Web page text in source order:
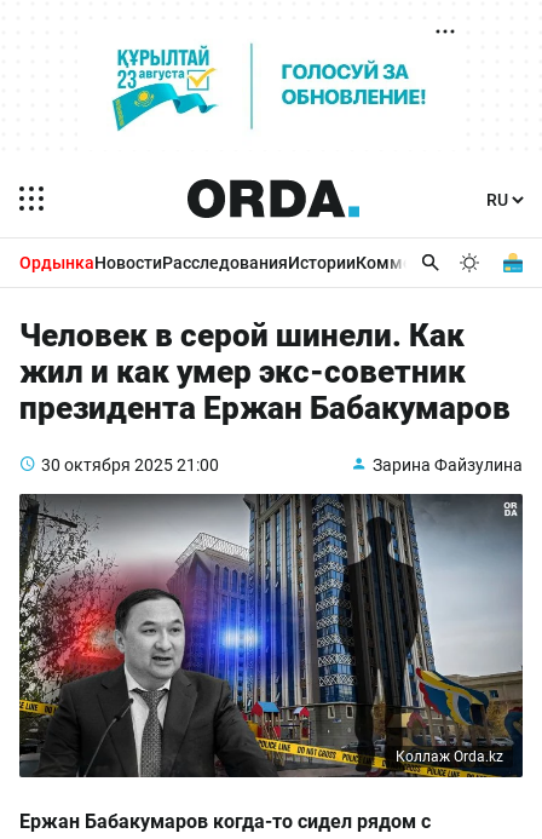
ОрдынкаНовостиРасследованияИсторииКомментарииБизнес
Человек в серой шинели. Как
жил и как умер экс-советник
президента Ержан Бабакумаров
30 октября 202521:00 Зарина Файзулина
Коллаж Orda.kz
Ержан Бабакумаров когда-то сидел рядом с